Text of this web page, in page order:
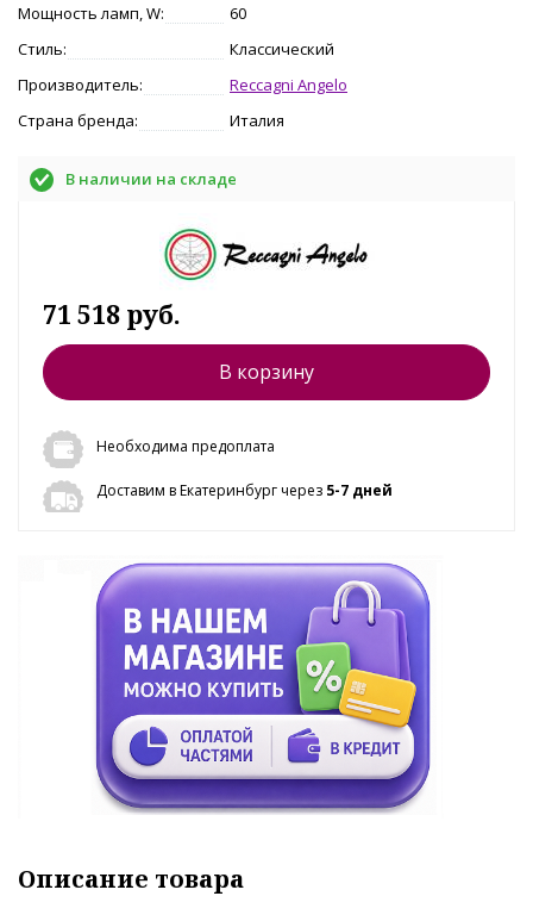
Мощность ламп, W:
60
Стиль:
Классический
Производитель:
Reccagni Angelo
Страна бренда:
Италия
В наличии на складе
71 518 руб.
В корзину
Необходима предоплата
Доставим в Екатеринбург через 5-7 дней
Описание товара